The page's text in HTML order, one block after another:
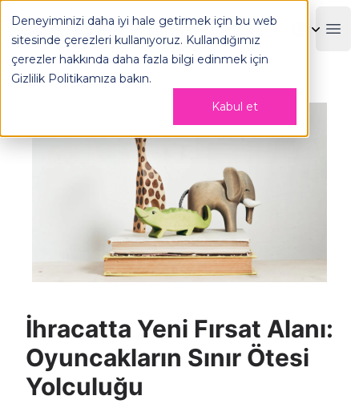
Deneyiminizi daha iyi hale getirmek için bu web
sitesinde çerezleri kullanıyoruz. Kullandığımız
çerezler hakkında daha fazla bilgi edinmek için
Gizlilik Politikamıza bakın.
Kabul et
OPLOG
İhracatta Yeni Fırsat Alanı:
Oyuncakların Sınır Ötesi
Yolculuğu